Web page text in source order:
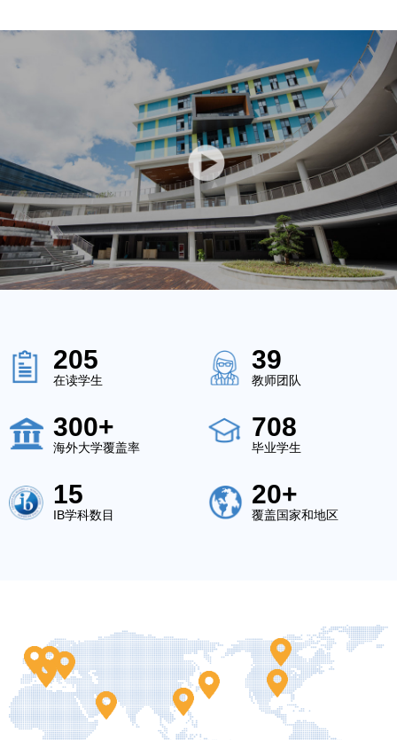
205
在读学生
39
教师团队
300+
海外大学覆盖率
708
毕业学生
15
IB学科数目
20+
覆盖国家和地区